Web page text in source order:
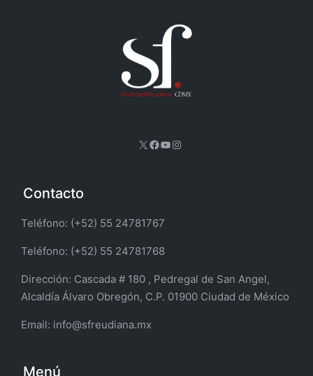
X Facebook
YouTube
Instagram
Contacto
Teléfono: (+52) 55 24781767
Teléfono: (+52) 55 24781768
Dirección: Cascada # 180 , Pedregal de San Angel,
Alcaldía Álvaro Obregón, C.P. 01900 Ciudad de México
Email: info@sfreudiana.mx
Menú